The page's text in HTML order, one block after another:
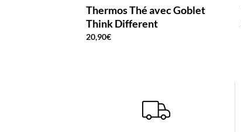
Thermos Thé avec Goblet
Think Different
20,90€